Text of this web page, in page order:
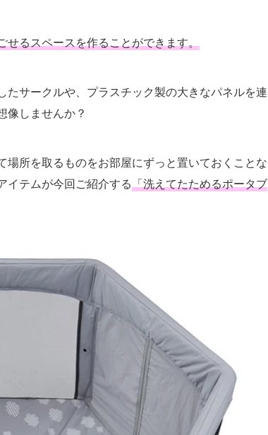
せるスペースを作ることができます。
サークルや、プラスチック製の大きなパネルを連
像しませんか？
所を取るものをお部屋にずっと置いておくことな
イテムが今回ご紹介する「洗えてたためるポータブ